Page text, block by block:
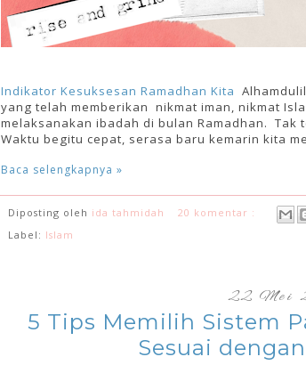
Indikator Kesuksesan Ramadhan Kita
yang telah memberikan nikmat iman, nikmat
melaksanakan ibadah di bulan Ramadhan. Tak
Waktu begitu cepat, serasa baru kemarin kita
Baca selengkapnya »
Diposting oleh ida tahmidah
20 komentar :
Label: Islam
22 Mei
5 Tips Memilih Sistem
Sesuai